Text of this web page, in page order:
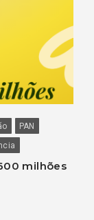
PAN
milhões